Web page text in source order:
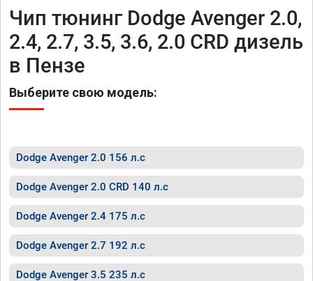
Чип тюнинг Dodge Avenger 2.0,
2.4, 2.7, 3.5, 3.6, 2.0 CRD дизель
в Пензе
Выберите свою модель:
Dodge Avenger 2.0 156 л.с
Dodge Avenger 2.0 CRD 140 л.с
Dodge Avenger 2.4 175 л.с
Dodge Avenger 2.7 192 л.с
Dodge Avenger 3.5 235 л.с